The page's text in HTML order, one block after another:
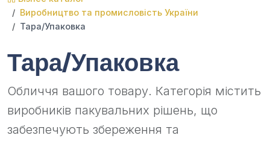
Виробництво та промисловість України
Тара/Упаковка
Тара/Упаковка
Обличчя вашого товару. Категорія містить
виробників пакувальних рішень, що
забезпечують збереження та